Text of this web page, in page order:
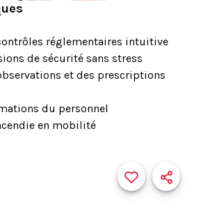
réglementaires intuitive
de sécurité sans stress
et des prescriptions
du personnel
en mobilité